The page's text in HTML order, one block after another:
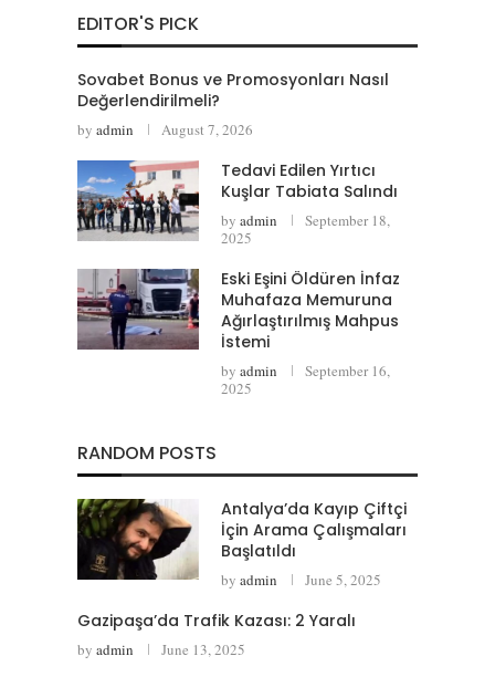
EDITOR'S PICK
Sovabet Bonus ve Promosyonları Nasıl
Değerlendirilmeli?
by admin August 7, 2026
Tedavi Edilen Yırtıcı
Kuşlar Tabiata Salındı
by admin
September 18,
2025
Eski Eşini Öldüren İnfaz
Muhafaza Memuruna
Ağırlaştırılmış Mahpus
İstemi
by admin
September 16,
2025
RANDOM POSTS
Antalya’da Kayıp Çiftçi
İçin Arama Çalışmaları
Başlatıldı
by admin June 5, 2025
Gazipaşa’da Trafik Kazası: 2 Yaralı
by admin June 13, 2025